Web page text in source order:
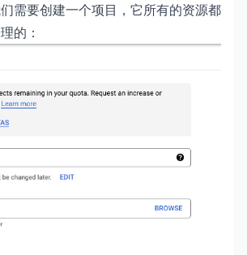
需要创建一个项目，它所有的资源都
的：